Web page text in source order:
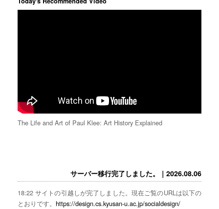
The Life and Art of Paul Klee: Art History Explained
サーバー移行完了しました。｜2026.08.06
18:22 サイトの引越しが完了しました。現在ご覧のURLは以下の
とおりです。 https://design.cs.kyusan-u.ac.jp/socialdesign/